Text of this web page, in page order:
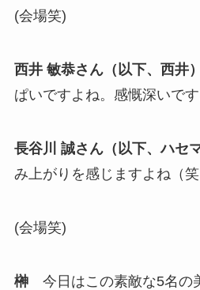
(会場笑)
西井 敏恭さん（以下、西井）
ぱいですよね。感慨深いです
長谷川 誠さん（以下、ハセマ
み上がりを感じますよね（笑
(会場笑)
榊 今日はこの素敵な5名の